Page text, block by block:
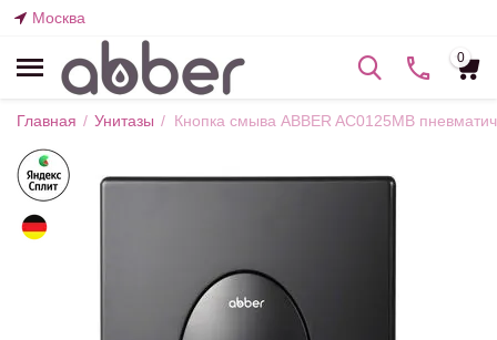
Москва
0
Главная / Унитазы / Кнопка смыва ABBER AC0125MB